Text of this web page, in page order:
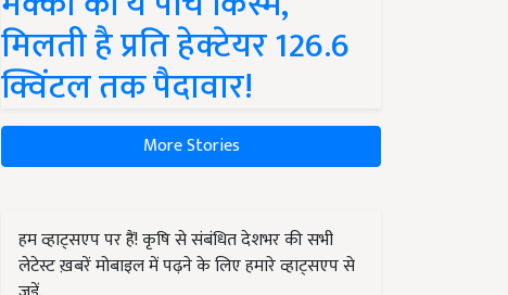
मिलती है प्रति हेक्टेयर 126.6
क्विंटल तक पैदावार!
More Stories
हम व्हाट्सएप पर हैं! कृषि से संबंधित देशभर की सभी
लेटेस्ट ख़बरें मोबाइल में पढ़ने के लिए हमारे व्हाट्सएप से